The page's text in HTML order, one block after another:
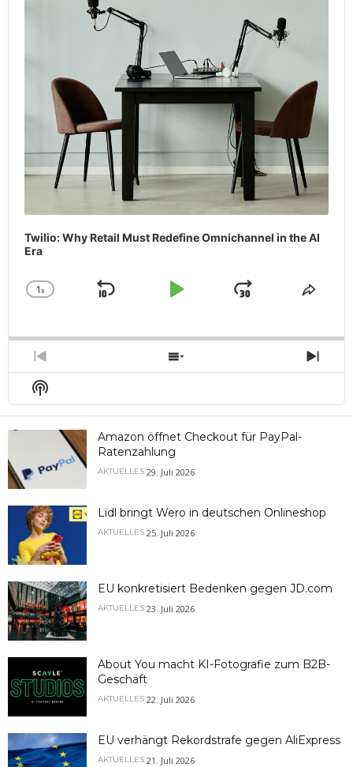
Twilio: Why Retail Must Redefine Omnichannel in the AI
Era
Change
1x
Skip
Play
Jump
Share
Previous
Episode
Show
Episodes
Next
Show
Podcast
Information
Amazon öffnet Checkout für PayPal-
Ratenzahlung
AKTUELLES 29. Juli 2026
Lidl bringt Wero in deutschen Onlineshop
AKTUELLES 25. Juli 2026
EU konkretisiert Bedenken gegen JD.com
AKTUELLES 23. Juli 2026
About You macht KI-Fotografie zum B2B-
Geschäft
AKTUELLES 22. Juli 2026
EU verhängt Rekordstrafe gegen AliExpress
AKTUELLES 21. Juli 2026